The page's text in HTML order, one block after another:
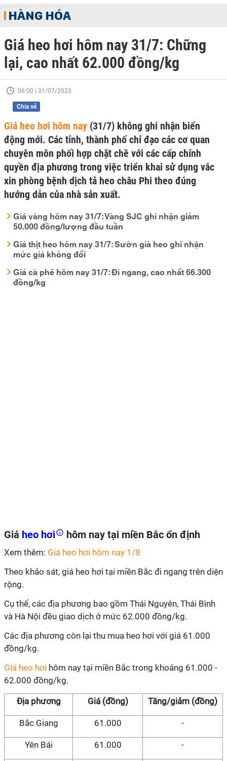
HÀNG HÓA
Giá heo hơi hôm nay 31/7: Chững
lại, cao nhất 62.000 đồng/kg
06:00 | 31/07/2023
Chia sẻ
Giá heo hơi hôm nay (31/7) không ghi nhận biến
động mới. Các tỉnh, thành phố chỉ đạo các cơ quan
chuyên môn phối hợp chặt chẽ với các cấp chính
quyền địa phương trong việc triển khai sử dụng vắc
xin phòng bệnh dịch tả heo châu Phi theo đúng
hướng dẫn của nhà sản xuất.
Giá vàng hôm nay 31/7: Vàng SJC ghi nhận giảm
50.000 đồng/lượng đầu tuần
Giá thịt heo hôm nay 31/7: Sườn già heo ghi nhận
mức giá không đổi
Giá cà phê hôm nay 31/7: Đi ngang, cao nhất 66.300
đồng/kg
Giá heo hơi hôm nay tại miền Bắc ổn định
Xem thêm: Giá heo hơi hôm nay 1/8
Theo khảo sát, giá heo hơi tại miền Bắc đi ngang trên diện
rộng.
Cụ thể, các địa phương bao gồm Thái Nguyên, Thái Bình
và Hà Nội đều giao dịch ở mức 62.000 đồng/kg.
Các địa phương còn lại thu mua heo hơi với giá 61.000
đồng/kg.
Giá heo hơi hôm nay tại miền Bắc trong khoảng 61.000 -
62.000 đồng/kg.
Địa phương Giá (đồng) Tăng/giảm (đồng)
Bắc Giang 61.000 -
Yên Bái 61.000 -